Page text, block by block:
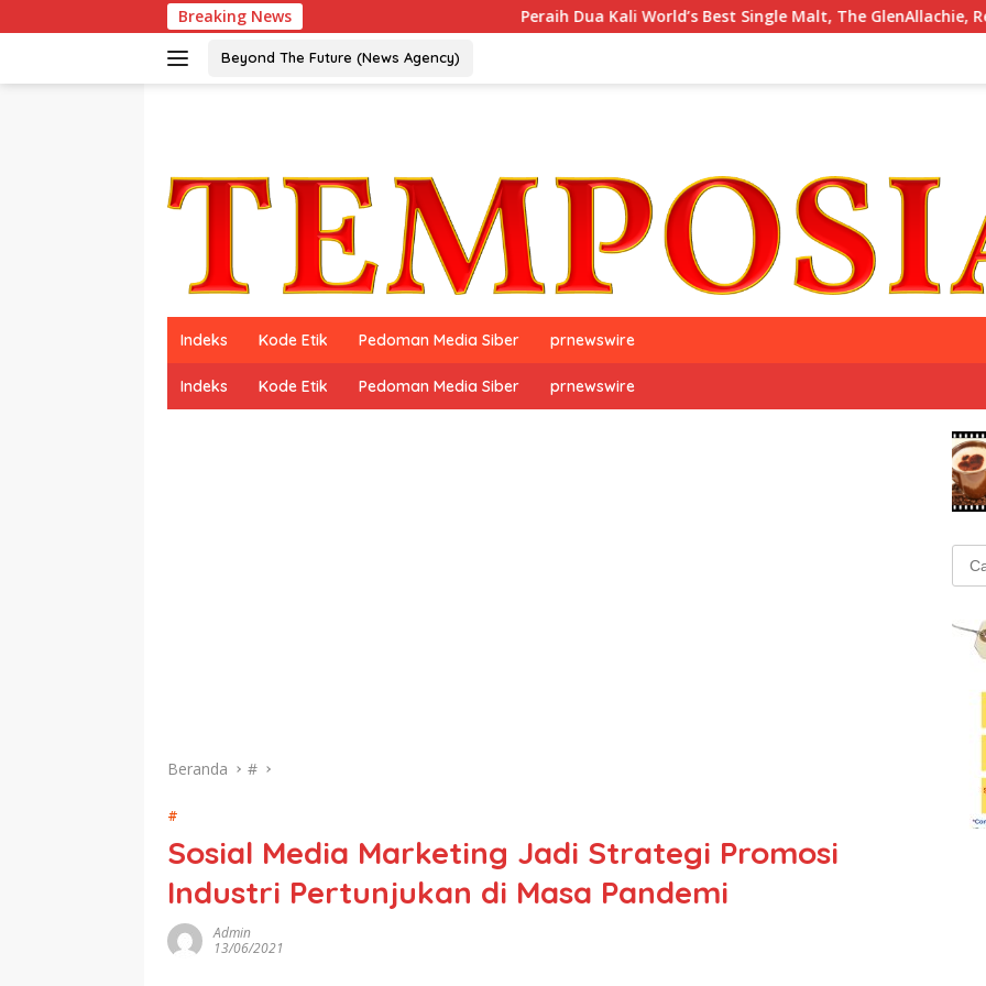
ke
Breaking News Peraih Dua Kali World’s Best Single Malt, The GlenAllachie, Resmi Debut
Beyond The Future (News Agency)
Indeks Kode Etik Pedoman Media Siber prnewswire
Indeks Kode Etik Pedoman Media Siber prnewswire
Beranda #
#
Sosial Media Marketing Jadi Strategi Promosi
Industri Pertunjukan di Masa Pandemi
Admin
13/06/2021